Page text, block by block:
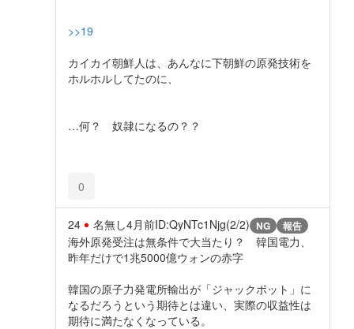
>>19
カイカイ朝鮮人は、あんなに下朝鮮の原発技術を
ホルホルしてたのに、
…何？ 奴隷になるの？？
0
24 名無し4月前ID:QyNTc1Njg(2/2) NG 報告
海外原発受注は無条件で大当たり？ 韓国電力、
昨年だけで1兆5000億ウォンの赤字
韓国の原子力発電所輸出が「ジャックポット」に
なるだろうという期待とは違い、実際の収益性は
期待に満たなくなっている。